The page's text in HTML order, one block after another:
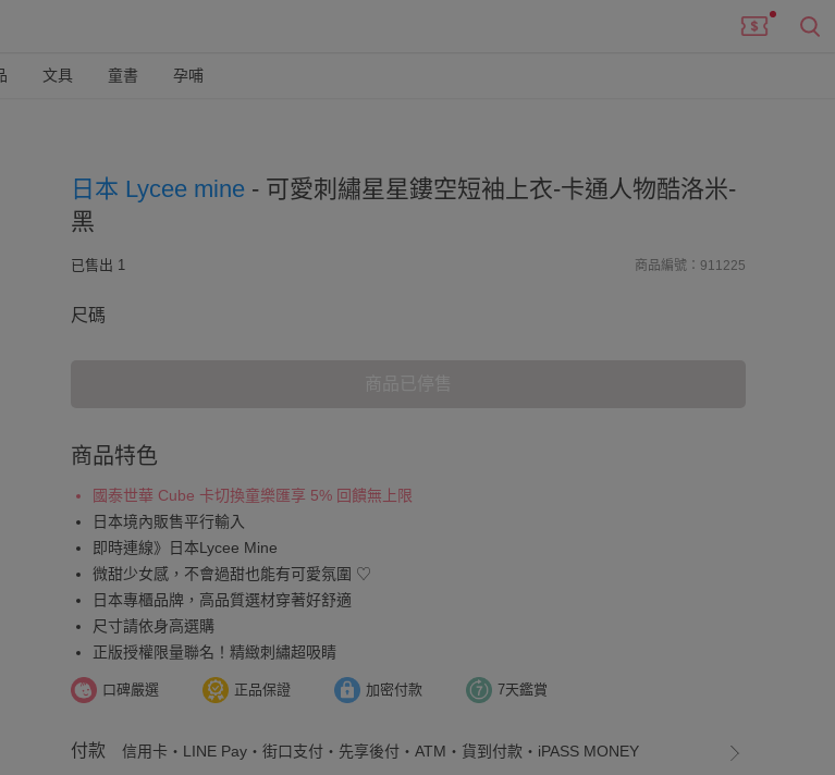
文具 童書 孕哺
日本 Lycee mine - 可愛刺繡星星鏤空短袖上衣-卡通人物酷洛米-
黑
已售出 1 商品編號：911225
尺碼
商品特色
國泰世華 Cube 卡切換童樂匯享 5% 回饋無上限
日本境內販售平行輸入
即時連線》日本Lycee Mine
微甜少女感，不會過甜也能有可愛氛圍 ♡
日本專櫃品牌，高品質選材穿著好舒適
尺寸請依身高選購
正版授權限量聯名！精緻刺繡超吸睛
口碑嚴選 正品保證 加密付款 7天鑑賞
付款 信用卡・LINE Pay・街口支付・先享後付・ATM・貨到付款・iPASS MONEY